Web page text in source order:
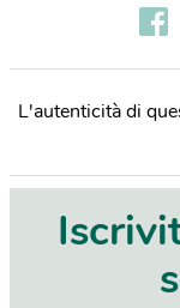
L'autenticità di